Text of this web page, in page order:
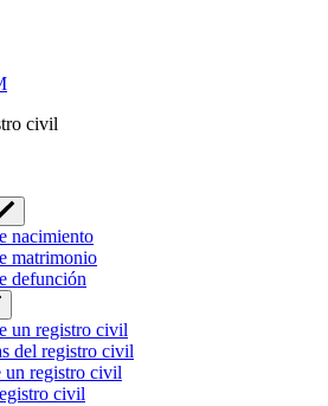
civil
nacimiento
matrimonio
defunción
un registro civil
del registro civil
un registro civil
civil